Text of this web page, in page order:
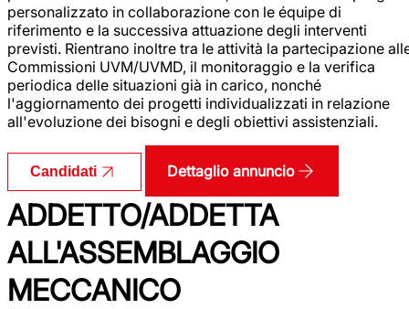
personalizzato in collaborazione con le équipe di
riferimento e la successiva attuazione degli interventi
previsti. Rientrano inoltre tra le attività la partecipazione
Commissioni UVM/UVMD, il monitoraggio e la verifica
periodica delle situazioni già in carico, nonché
l'aggiornamento dei progetti individualizzati in relazione
all'evoluzione dei bisogni e degli obiettivi assistenziali.
Candidati Dettaglio annuncio
ADDETTO/ADDETTA
ALL'ASSEMBLAGGIO
MECCANICO